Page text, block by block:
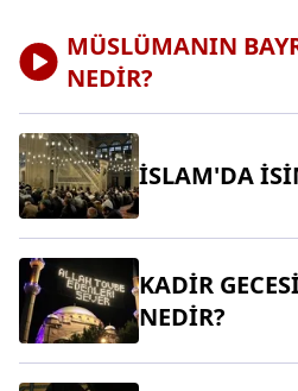
MÜSLÜMANIN
NEDİR?
İSLAM'DA
KADİR
NEDİR?